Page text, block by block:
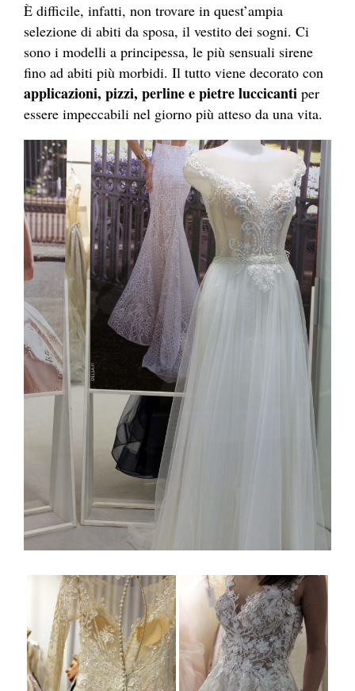
È difficile, infatti, non trovare in quest’ampia
selezione di abiti da sposa, il vestito dei sogni. Ci
sono i modelli a principessa, le più sensuali sirene
fino ad abiti più morbidi. Il tutto viene decorato con
applicazioni, pizzi, perline e pietre luccicanti per
essere impeccabili nel giorno più atteso da una vita.